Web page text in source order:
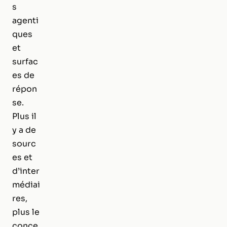
s
agenti
ques
et
surfac
es de
répon
se.
Plus il
y a de
sourc
es et
d’inter
médiai
res,
plus le